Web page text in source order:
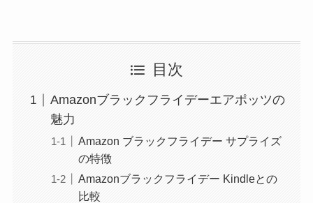
目次
Amazonブラックフライデーエアポッツの
魅力
Amazon ブラックフライデー サプライズ
の特徴
Amazonブラックフライデー Kindleとの
比較